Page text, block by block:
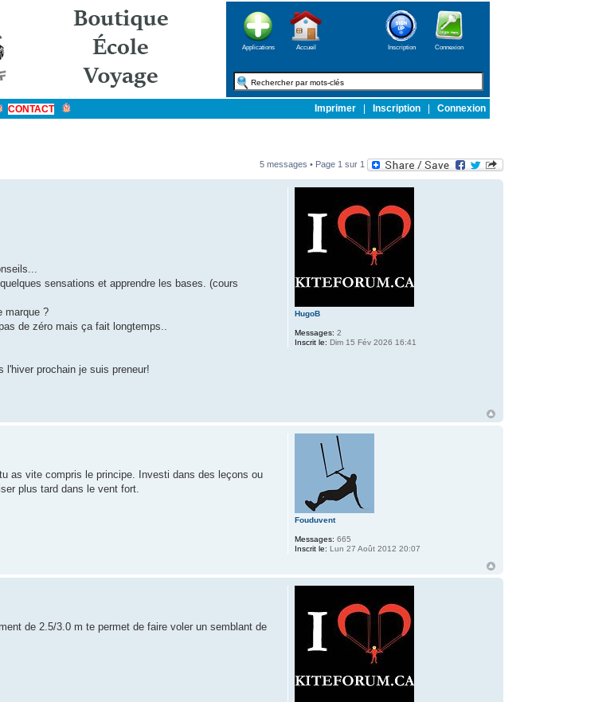
Applications Accueil Inscription Connexion
CONTACT Imprimer Inscription Connexion
5 messages • Page 1 sur 1
sensations et apprendre les bases. (cours
marque ?
de zéro mais ça fait longtemps..
l'hiver prochain je suis preneur!
HugoB
Messages: 2
Inscrit le: Dim 15 Fév 2026 16:41
as vite compris le principe. Investi dans des leçons ou
plus tard dans le vent fort.
Fouduvent
Messages: 665
Inscrit le: Lun 27 Août 2012 20:07
de 2.5/3.0 m te permet de faire voler un semblant de